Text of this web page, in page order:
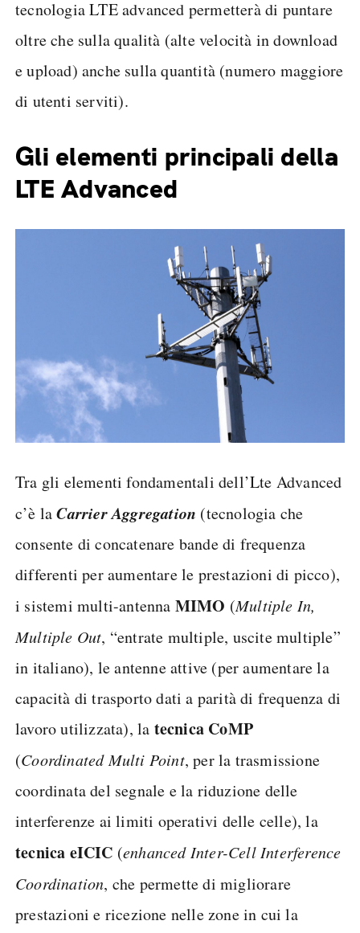
tecnologia LTE advanced permetterà di puntare
oltre che sulla qualità (alte velocità in download
e upload) anche sulla quantità (numero maggiore
di utenti serviti).
Gli elementi principali della
LTE Advanced
Tra gli elementi fondamentali dell’Lte Advanced
c’è laCarrier Aggregation (tecnologia che
consente di concatenare bande di frequenza
differenti per aumentare le prestazioni di picco),
i sistemi multi-antenna MIMO (Multiple In,
Multiple Out, “entrate multiple, uscite multiple”
in italiano), le antenne attive (per aumentare la
capacità di trasporto dati a parità di frequenza di
lavoro utilizzata), la tecnica CoMP
(Coordinated Multi Point, per la trasmissione
coordinata del segnale e la riduzione delle
interferenze ai limiti operativi delle celle), la
tecnica eICIC (enhanced Inter-Cell Interference
Coordination, che permette di migliorare
prestazioni e ricezione nelle zone in cui la